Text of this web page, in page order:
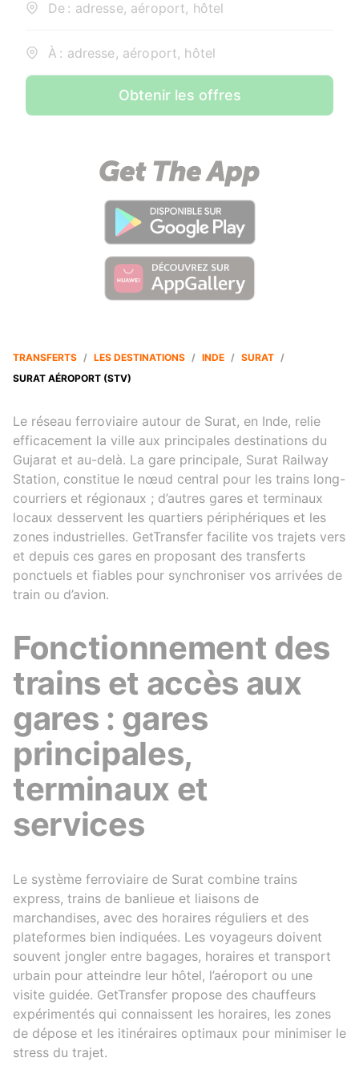
De : adresse, aéroport, hôtel
À : adresse, aéroport, hôtel
Obtenir les offres
TRANSFERTS / LES DESTINATIONS / INDE / SURAT /
SURAT AÉROPORT (STV)
Le réseau ferroviaire autour de Surat, en Inde, relie
efficacement la ville aux principales destinations du
Gujarat et au-delà. La gare principale, Surat Railway
Station, constitue le nœud central pour les trains long-
courriers et régionaux ; d’autres gares et terminaux
locaux desservent les quartiers périphériques et les
zones industrielles. GetTransfer facilite vos trajets vers
et depuis ces gares en proposant des transferts
ponctuels et fiables pour synchroniser vos arrivées de
train ou d’avion.
Fonctionnement des
trains et accès aux
gares : gares
principales,
terminaux et
services
Le système ferroviaire de Surat combine trains
express, trains de banlieue et liaisons de
marchandises, avec des horaires réguliers et des
plateformes bien indiquées. Les voyageurs doivent
souvent jongler entre bagages, horaires et transport
urbain pour atteindre leur hôtel, l’aéroport ou une
visite guidée. GetTransfer propose des chauffeurs
expérimentés qui connaissent les horaires, les zones
de dépose et les itinéraires optimaux pour minimiser le
stress du trajet.